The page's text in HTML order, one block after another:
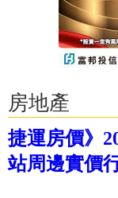
房地產
捷運房價》
站周邊實價